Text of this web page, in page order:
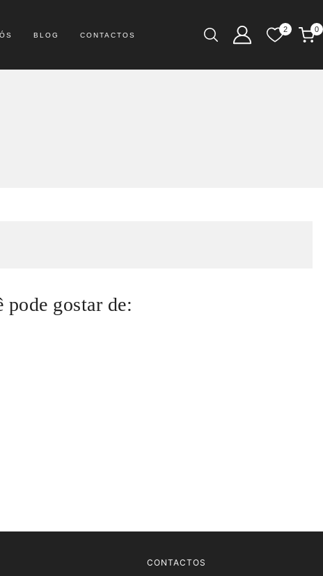
BLOG CONTACTOS
2 0
pode gostar de:
CONTACTOS